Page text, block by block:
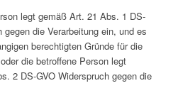
legt gemäß Art. 21 Abs. 1 DS-
gegen die Verarbeitung ein, und es
berechtigten Gründe für die
die betroffene Person legt
2 DS-GVO Widerspruch gegen die